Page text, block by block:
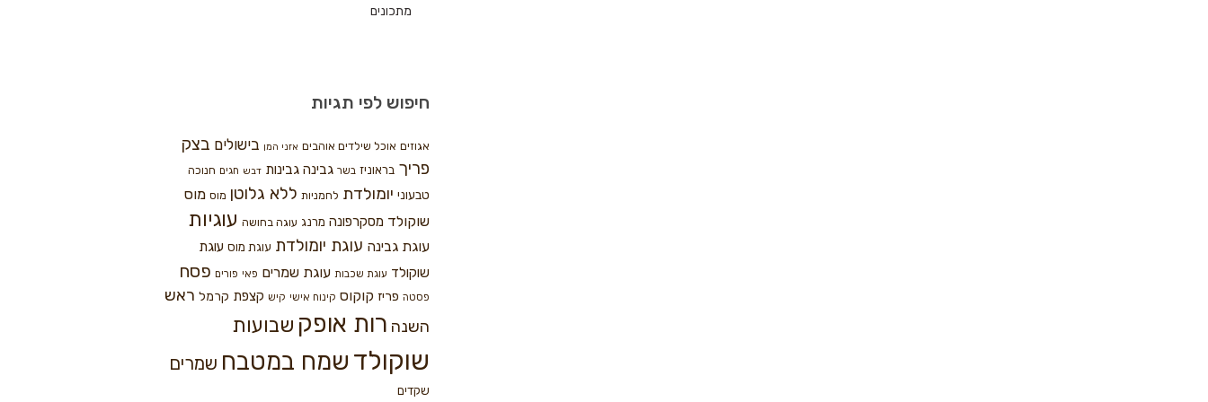
מתכונים
חיפוש לפי תגיות
אגוזים אוכל שילדים אוהבים אזני המן בישולים בצק
פריך בראוניז בשר גבינה גבינות דבש חגים חנוכה
טבעוני יומולדת לחמניות ללא גלוטן מוס מוס
שוקולד מסקרפונה מרנג עוגה בחושה עוגיות
עוגת גבינה עוגת יומולדת עוגת מוס עוגת
שוקולד עוגת שכבות עוגת שמרים פאי פורים פסח
פסטה פריז קוקוס קינוח אישי קיש קצפת קרמל ראש
השנה רות אופק שבועות
שוקולד שמח במטבח שמרים
שקדים